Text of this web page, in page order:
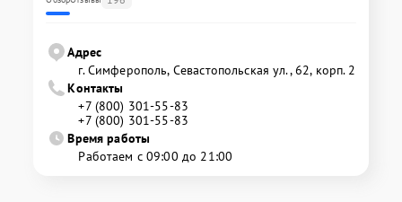
Адрес
г. Симферополь, Севастопольская ул., 62, корп. 2
Контакты
+7 (800) 301-55-83
+7 (800) 301-55-83
Время работы
Работаем с 09:00 до 21:00